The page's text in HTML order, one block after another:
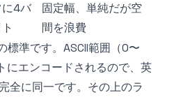
4バ
固定幅、単純だが空
間を浪費
標準です。ASCII範囲（0〜
にエンコードされるので、英
全に同一です。その上のラ